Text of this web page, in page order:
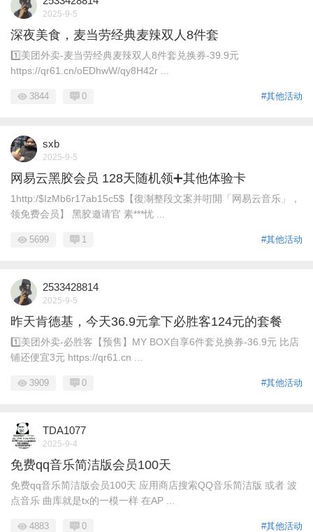
2025-9-5
深夜美食，麦当劳经典麦辣双人8件套
1️⃣美团外卖-麦当劳经典麦辣双人8件套兑换券-39.9元
https://qr61.cn/oEDhwW/qy8H42r ...
#其他活动
3844 0
sxb
2025-9-5
网易云黑胶会员 128天随机领➕其他体验卡
1http:/$IzMb6r17ab15c5$【復淛整段文案并咑閞「网易云音乐」，
领免费会员】 黑胶邀请官 素***忧 ...
#其他活动
5699 1
2533428814
2025-9-5
昨天肯德基，今天36.9元拿下必胜客124元的套餐
1️⃣美团外卖-必胜客【预售】MY BOX自享6件套兑换券-36.9元 比店
铺还便宜3元 https://qr61.cn ...
#其他活动
3909 0
TDA1077
2025-9-4
免费qq音乐简洁版会员100天
免费qq音乐简洁版会员100天 应用商店搜索QQ音乐简洁版 或者 波
点音乐 曲库就是tx的一模一样 在AP ...
#其他活动
4883 0